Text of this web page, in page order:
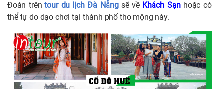
Đoàn trêntour du lịch Đà Nẵngsẽ về Khách Sạnhoặc có
thể tự do dạo chơi tại thành phố thơ mộng này.